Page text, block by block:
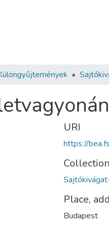
URI
https://
Place,
Budapest